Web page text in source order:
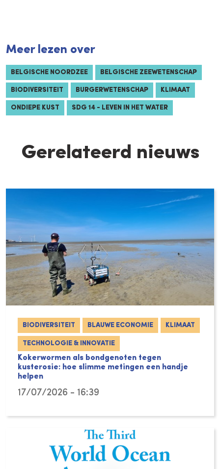
Meer lezen over
BELGISCHE NOORDZEE BELGISCHE ZEEWETENSCHAP
BIODIVERSITEIT BURGERWETENSCHAP KLIMAAT
ONDIEPE KUST SDG 14 - LEVEN IN HET WATER
Gerelateerd nieuws
BIODIVERSITEIT BLAUWE ECONOMIE KLIMAAT
TECHNOLOGIE & INNOVATIE
Kokerwormen als bondgenoten tegen
kusterosie: hoe slimme metingen een handje
helpen
17/07/2026 - 16:39